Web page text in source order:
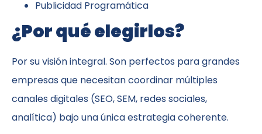
Publicidad Programática
¿Por qué elegirlos?
Por su visión integral. Son perfectos para grandes
empresas que necesitan coordinar múltiples
canales digitales (SEO, SEM, redes sociales,
analítica) bajo una única estrategia coherente.